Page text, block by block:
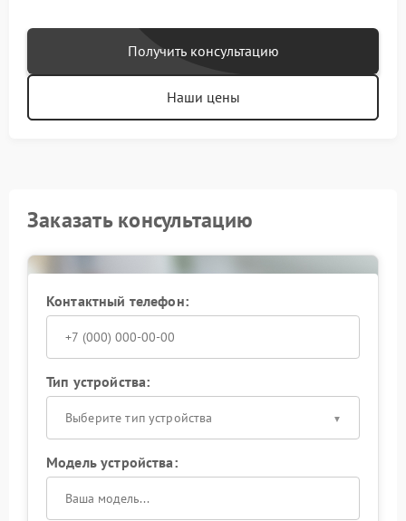
Получить консультацию
Наши цены
Заказать консультацию
Контактный телефон:
Тип устройства:
Выберите тип устройства
Модель устройства: